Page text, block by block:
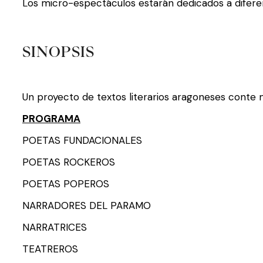
Los micro-espectáculos estarán dedicados a
SINOPSIS
Un proyecto de textos literarios aragoneses conte
PROGRAMA
POETAS FUNDACIONALES
POETAS ROCKEROS
POETAS POPEROS
NARRADORES DEL PARAMO
NARRATRICES
TEATREROS